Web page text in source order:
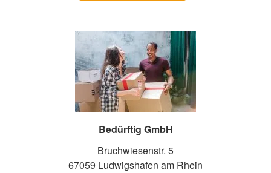
Bedürftig GmbH
Bruchwiesenstr. 5
67059 Ludwigshafen am Rhein